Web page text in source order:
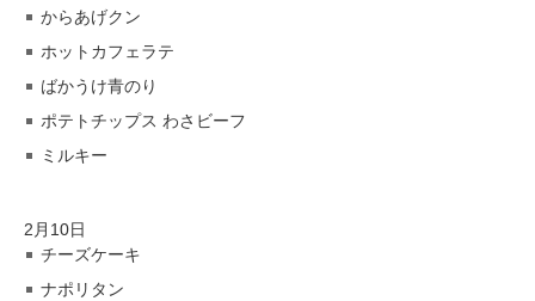
からあげクン
ホットカフェラテ
ばかうけ青のり
ポテトチップス わさビーフ
ミルキー
2月10日
チーズケーキ
ナポリタン